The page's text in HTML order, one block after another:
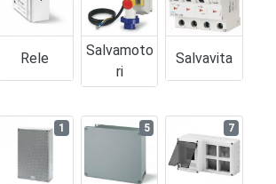
Rele
Salvamoto
Ri
Salvavita
1 5 7